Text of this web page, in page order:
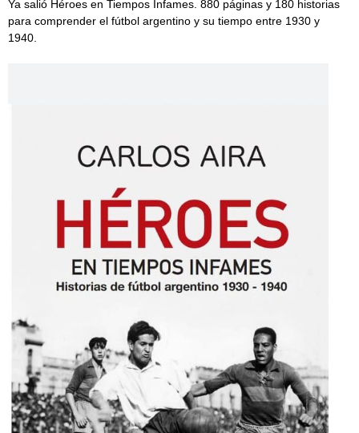
Ya salió Héroes en Tiempos Infames. 880 páginas y 180 historias
para comprender el fútbol argentino y su tiempo entre 1930 y
1940.